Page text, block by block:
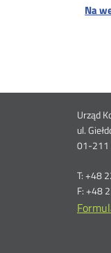
Na
Urząd
ul.
01-211
T: +48
F: +48